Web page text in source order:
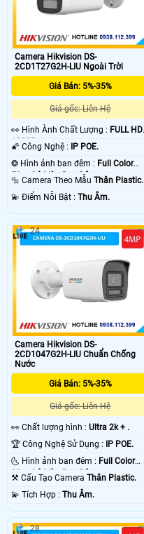
Camera Hikvision DS-
2CD1T27G2H-LIU Ngoài Trời
Giá Bán: 5%-35%
Giá gốc: Liên Hệ
️👀 Hình Ành Chất Lượng : FULL HD
1080P .
🌠 Công Nghệ :
IP POE.
❂ Hình ảnh ban đêm : Full Color
50m Có Màu Ban Ðêm.
🔩 Camera Theo Mẫu Thân Plastic.
️💫 Điểm Nỗi Bật : Thu Âm.
Camera Hikvision DS-
2CD1047G2H-LIU Chuẩn Chống
Nước
Giá Bán: 5%-35%
Giá gốc: Liên Hệ
️👀 Chất lượng hình : Ultra 2k + .
🏆 Công Nghệ Sử Dụng :
IP POE.
🌜 Hình ảnh ban đêm : Full Color
30m Có Màu Ban Ðêm.
⚒ Cấu Tạo Camera Thân Plastic.
️💫 Tích Hợp : Thu Âm.
24
28